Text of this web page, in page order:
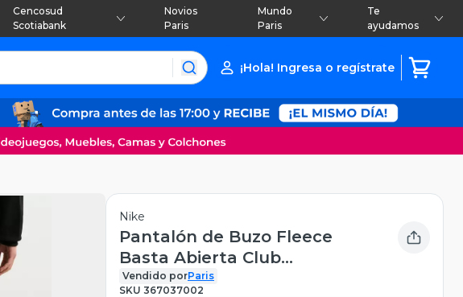
Cencosud
Scotiabank
Novios
Paris
Mundo
Paris
Te
ayudamos
¡Hola! Ingresa o regístrate
Nike
Pantalón de Buzo Fleece
Basta Abierta Club
Sportswear
Vendido porParis
SKU 367037002